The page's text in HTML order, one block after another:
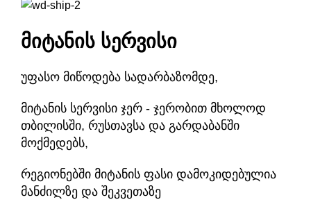
მიტანის სერვისი
უფასო მიწოდება სადარბაზომდე,
მიტანის სერვისი ჯერ - ჯერობით მხოლოდ
თბილისში, რუსთავსა და გარდაბანში
მოქმედებს,
რეგიონებში მიტანის ფასი დამოკიდებულია
მანძილზე და შეკვეთაზე